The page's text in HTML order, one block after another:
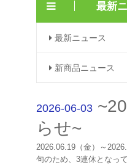
最新
最新ニュース
新商品ニュース
2026-06-03
らせ~
2026.06.19（金）～
句のため、3連休となって